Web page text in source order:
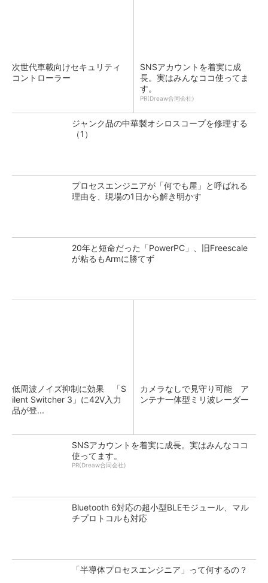
次世代車載向けセキュリティ
コントローラー
SNSアカウントを着実に成
長。実はみんなココ使ってま
す。
PR(Dreaw合同会社)
ジャンク品の中華製オシロスコープを修理する
（1）
プロセスエンジニアが「何でも屋」と呼ばれる
理由を、現場の1日から解き明かす
20年と短命だった「PowerPC」、旧Freescale
が粘るもArmに勝てず
低周波ノイズ抑制に効果 「S
ilent Switcher 3」に42V入力
品が登...
カメラなしで見守り可能 ア
ンテナ一体型ミリ波レーダー
SNSアカウントを着実に成長。実はみんなココ
使ってます。
PR(Dreaw合同会社)
Bluetooth 6対応の超小型BLEモジュール、マル
チプロトコルも対応
「半導体プロセスエンジニア」って何するの？